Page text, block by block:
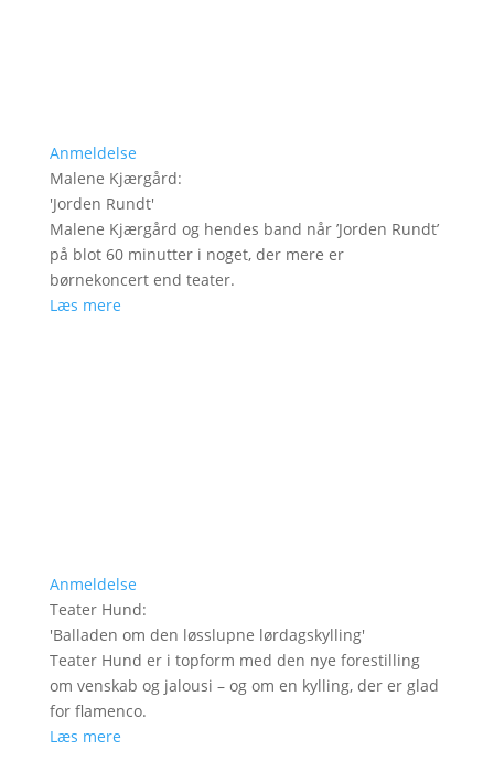
Anmeldelse
Malene Kjærgård:
'Jorden Rundt'
Malene Kjærgård og hendes band når ’Jorden Rundt’
på blot 60 minutter i noget, der mere er
børnekoncert end teater.
Læs mere
Anmeldelse
Teater Hund:
'Balladen om den løsslupne lørdagskylling'
Teater Hund er i topform med den nye forestilling
om venskab og jalousi – og om en kylling, der er glad
for flamenco.
Læs mere